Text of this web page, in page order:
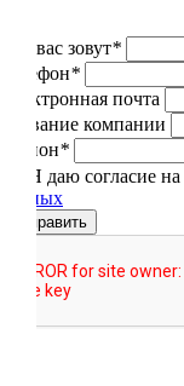
Как вас зовут*
Телефон*
Электронная почта
Название компании
Регион*
Я даю согласие на
данных
Отправить